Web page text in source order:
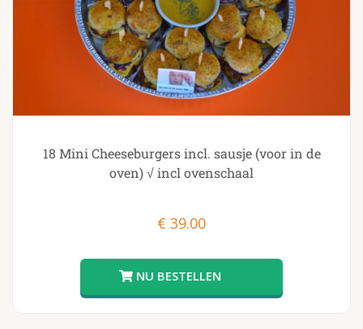
18 Mini Cheeseburgers incl. sausje (voor in de
oven) √ incl ovenschaal
€ 39.00